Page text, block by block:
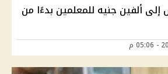
إلى ألفين جنيه للمعلمين بدءًا من